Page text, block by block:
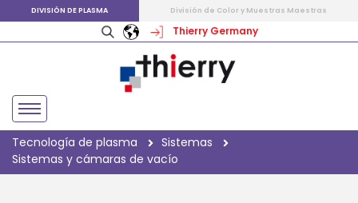
DIVISIÓN DE PLASMA División de Color y Muestras Maestras
Thierry Germany
Tecnología de plasma
Sistemas
Sistemas y cámaras de vacío